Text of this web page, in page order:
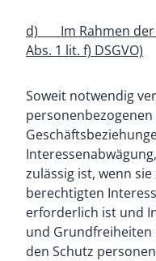
d) Im Rahmen der
Abs. 1 lit. f) DSGVO)
Soweit notwendig
zulässig ist, wenn
berechtigten
erforderlich ist und
und
den Schutz